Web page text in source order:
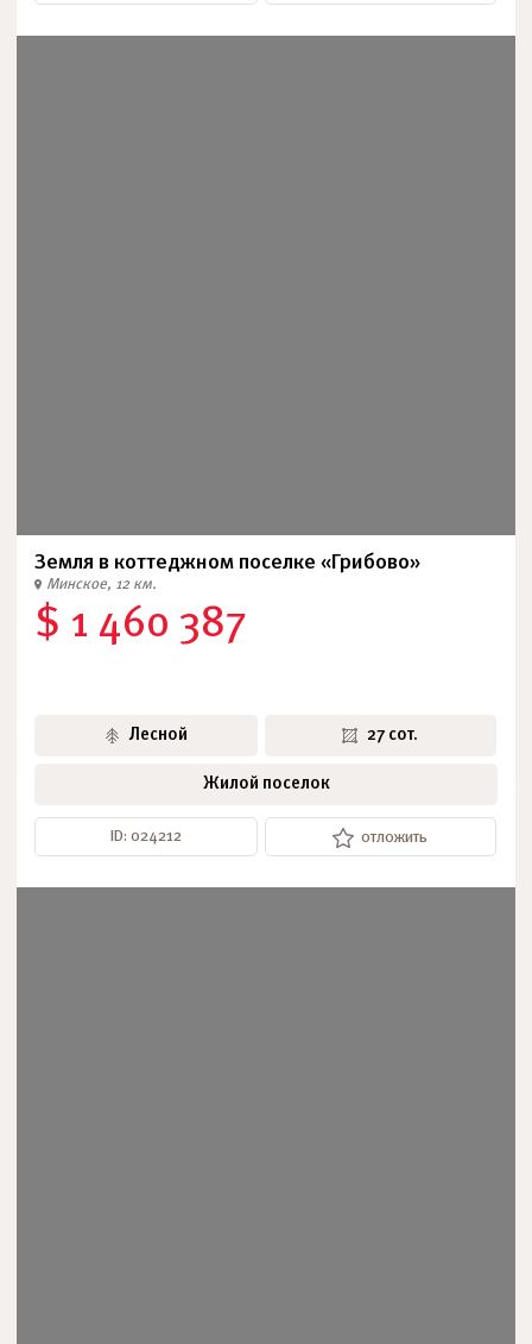
Земля в коттеджном поселке «Грибово»
Минское, 12 км.
$ 1 460 387
Лесной 27 сот.
Жилой поселок
ID: 024212 отложить